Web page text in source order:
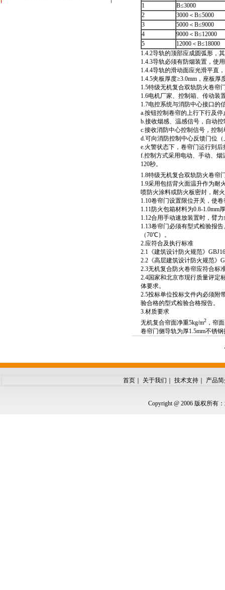
1
B≤3000
2
3000＜B≤5000
3
5000＜B≤9000
4
9000＜B≤12000
5
12000＜B≤18000
1.4.2导轨的顶部应成圆弧形，
1.4.3导轨必须有防烟装置，使
1.4.4导轨的滑动面应光滑平直
1.4.5夹板厚度≥3.0mm，座板厚
1.5特级无机复合双轨防火卷帘
1.6电机厂家、控制箱、传动装
1.7电控系统与消防中心接口的
a.按钮控制卷帘的上行下行及停
b.接收烟感、温感信号，自动
c.接收消防中心控制信号，控
d.可向消防控制中心反馈门位
e.火警状态下，卷帘门运行到
f.控制方式采用电动、手动、
120秒。
1.8特级无机复合双轨防火卷帘
1.9采用包括背火面温升作为耐
喷防火涂料或防火板密封，耐
1.10卷帘门设置限位开关，使
1.11防火包箱材料为0.8-
1.12合用手动速放装置时，臂力
1.13卷帘门必须有型式检验报
（70℃）。
2.应符合及执行标准
2.1《建筑设计防火规范》
2.2《高层建筑设计防火规范》
2.3无机复合防火卷帘应符合标
2.4国家和北京市现行质量评定
体要求。
2.5投标单位投标文件内必须附
验合格的型式检验合格报告。
3.材质要求
无机复合帘面净重5kg/m2 ，帘
卷帘门侧导轨为厚1.5mm不锈
首页｜ 关于我们 技术支持｜ 产品简
Copyright @ 2006 版权所有